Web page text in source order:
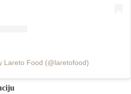
Lareto Food (@laretofood)